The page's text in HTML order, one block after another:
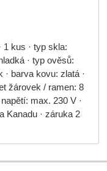
1 kus · typ skla:
· typ ověsů:
barva kovu: zlatá ·
žárovek / ramen: 8
max. 230 V ·
Kanadu · záruka 2